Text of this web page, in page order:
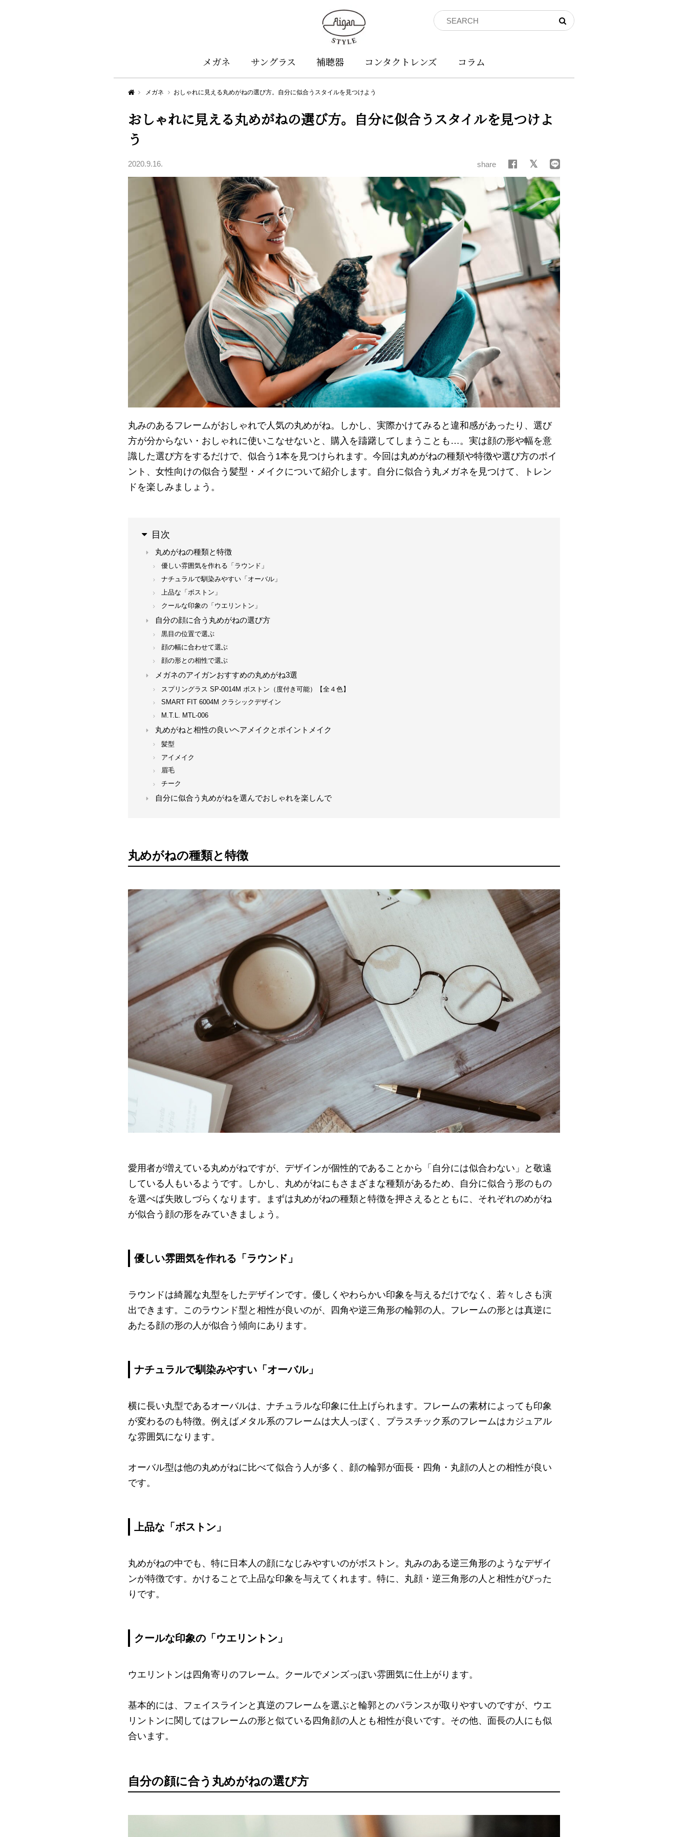
メガネ サングラス 補聴器 コンタクトレンズ コラム
Aigan STYLE（メガネ・めがね）
メガネ おしゃれに見える丸めがねの選び方。自分に似合うスタイルを見つけよう
おしゃれに見える丸めがねの選び方。自分に似合うスタイルを見つけよ
う
2020.9.16. share
丸みのあるフレームがおしゃれで人気の丸めがね。しかし、実際かけてみると違和感があったり、選び
方が分からない・おしゃれに使いこなせないと、購入を躊躇してしまうことも…。実は顔の形や幅を意
識した選び方をするだけで、似合う1本を見つけられます。今回は丸めがねの種類や特徴や選び方のポイ
ント、女性向けの似合う髪型・メイクについて紹介します。自分に似合う丸メガネを見つけて、トレン
ドを楽しみましょう。
目次
丸めがねの種類と特徴
優しい雰囲気を作れる「ラウンド」
ナチュラルで馴染みやすい「オーバル」
上品な「ボストン」
クールな印象の「ウエリントン」
自分の顔に合う丸めがねの選び方
黒目の位置で選ぶ
顔の幅に合わせて選ぶ
顔の形との相性で選ぶ
メガネのアイガンおすすめの丸めがね3選
スプリングラス SP-0014M ボストン（度付き可能）【全４色】
SMART FIT 6004M クラシックデザイン
M.T.L. MTL-006
丸めがねと相性の良いヘアメイクとポイントメイク
髪型
アイメイク
眉毛
チーク
自分に似合う丸めがねを選んでおしゃれを楽しんで
丸めがねの種類と特徴
愛用者が増えている丸めがねですが、デザインが個性的であることから「自分には似合わない」と敬遠
している人もいるようです。しかし、丸めがねにもさまざまな種類があるため、自分に似合う形のもの
を選べば失敗しづらくなります。まずは丸めがねの種類と特徴を押さえるとともに、それぞれのめがね
が似合う顔の形をみていきましょう。
優しい雰囲気を作れる「ラウンド」
ラウンドは綺麗な丸型をしたデザインです。優しくやわらかい印象を与えるだけでなく、若々しさも演
出できます。このラウンド型と相性が良いのが、四角や逆三角形の輪郭の人。フレームの形とは真逆に
あたる顔の形の人が似合う傾向にあります。
ナチュラルで馴染みやすい「オーバル」
横に長い丸型であるオーバルは、ナチュラルな印象に仕上げられます。フレームの素材によっても印象
が変わるのも特徴。例えばメタル系のフレームは大人っぽく、プラスチック系のフレームはカジュアル
な雰囲気になります。
オーバル型は他の丸めがねに比べて似合う人が多く、顔の輪郭が面長・四角・丸顔の人との相性が良い
です。
上品な「ボストン」
丸めがねの中でも、特に日本人の顔になじみやすいのがボストン。丸みのある逆三角形のようなデザイ
ンが特徴です。かけることで上品な印象を与えてくれます。特に、丸顔・逆三角形の人と相性がぴった
りです。
クールな印象の「ウエリントン」
ウエリントンは四角寄りのフレーム。クールでメンズっぽい雰囲気に仕上がります。
基本的には、フェイスラインと真逆のフレームを選ぶと輪郭とのバランスが取りやすいのですが、ウエ
リントンに関してはフレームの形と似ている四角顔の人とも相性が良いです。その他、面長の人にも似
合います。
自分の顔に合う丸めがねの選び方